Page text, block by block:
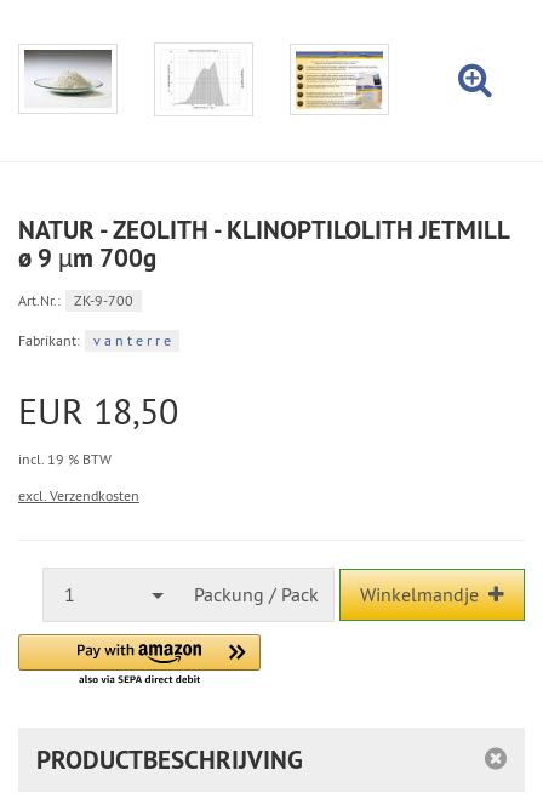
NATUR - ZEOLITH - KLINOPTILOLITH JETMILL
ø 9 µm 700g
Art.Nr.: ZK-9-700
Fabrikant: v a n t e r r e
EUR 18,50
incl. 19 % BTW
excl. Verzendkosten
1 Packung / Pack Winkelmandje
PRODUCTBESCHRIJVING